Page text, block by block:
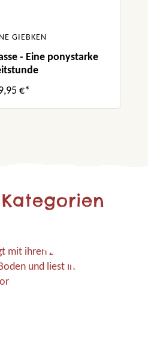
GIEBKEN
- Eine ponystarke
€*